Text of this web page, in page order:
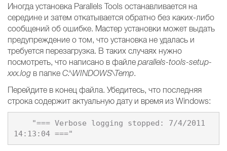
Иногда установка Parallels Tools останавливается на
середине и затем откатывается обратно без каких-либо
сообщений об ошибке. Мастер установки может выдать
предупреждение о том, что установка не удалась и
требуется перезагрузка. В таких случаях нужно
посмотреть, что написано в файле parallels-tools-setup-
xxx.log в папке C:\WINDOWS\Temp.
Перейдите в конец файла. Убедитесь, что последняя
строка содержит актуальную дату и время из Windows: